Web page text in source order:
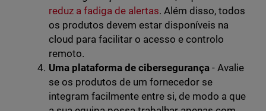
reduz a fadiga de alertas. Além disso, todos
os produtos devem estar disponíveis na
cloud para facilitar o acesso e controlo
remoto.
Uma plataforma de cibersegurança - Avalie
se os produtos de um fornecedor se
integram facilmente entre si, de modo a que